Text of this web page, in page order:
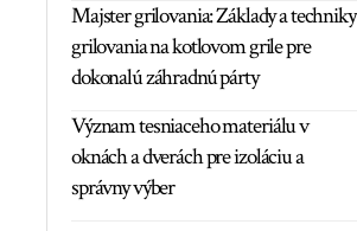
Majster grilovania: Základy a techniky
grilovania na kotlovom grile pre
dokonalú záhradnú párty
Význam tesniaceho materiálu v
oknách a dverách pre izoláciu a
správny výber